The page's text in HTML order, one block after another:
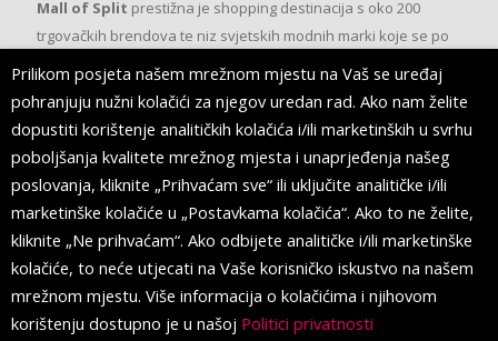
Mall of Split prestižna je shopping destinacija s oko 200
trgovačkih brendova te niz svjetskih modnih marki koje se po
prvi put pojavljuju u Splitu.
PRATITE NAS
Prilikom posjeta našem mrežnom mjestu na Vaš se uređaj
pohranjuju nužni kolačići za njegov uredan rad. Ako nam želite
dopustiti korištenje analitičkih kolačića i/ili marketinških u svrhu
poboljšanja kvalitete mrežnog mjesta i unaprjeđenja našeg
poslovanja, kliknite „Prihvaćam sve“ ili uključite analitičke i/ili
marketinške kolačiće u „Postavkama kolačića“. Ako to ne želite,
kliknite „Ne prihvaćam“. Ako odbijete analitičke i/ili marketinške
kolačiće, to neće utjecati na Vaše korisničko iskustvo na našem
mrežnom mjestu. Više informacija o kolačićima i njihovom
korištenju dostupno je u našoj Politici privatnosti